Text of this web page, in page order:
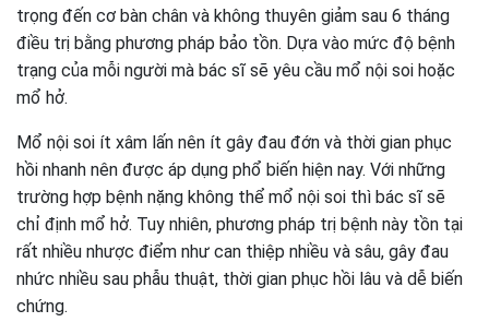
trọng đến cơ bàn chân và không thuyên giảm sau 6 tháng
điều trị bằng phương pháp bảo tồn. Dựa vào mức độ bệnh
trạng của mỗi người mà bác sĩ sẽ yêu cầu mổ nội soi hoặc
mổ hở.
Mổ nội soi ít xâm lấn nên ít gây đau đớn và thời gian phục
hồi nhanh nên được áp dụng phổ biến hiện nay. Với những
trường hợp bệnh nặng không thể mổ nội soi thì bác sĩ sẽ
chỉ định mổ hở. Tuy nhiên, phương pháp trị bệnh này tồn tại
rất nhiều nhược điểm như can thiệp nhiều và sâu, gây đau
nhức nhiều sau phẫu thuật, thời gian phục hồi lâu và dễ biến
chứng.